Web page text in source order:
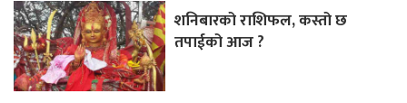
शनिबारको राशिफल, कस्तो छ
तपाईको आज ?